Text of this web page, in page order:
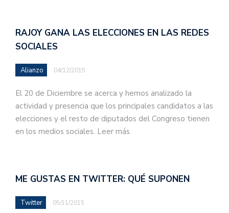
RAJOY GANA LAS ELECCIONES EN LAS REDES
SOCIALES
Alianzo 04/12/2015
El 20 de Diciembre se acerca y hemos analizado la
actividad y presencia que los principales candidatos a las
elecciones y el resto de diputados del Congreso tienen
en los medios sociales. Leer más
ME GUSTAS EN TWITTER: QUÉ SUPONEN
Twitter 05/11/2015